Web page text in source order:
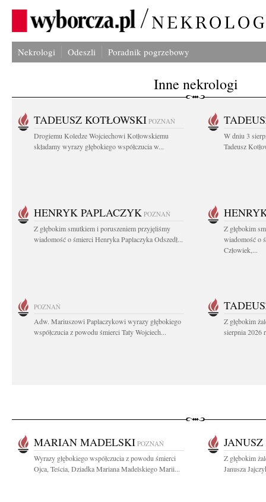
Nekrologi Odeszli Poradnik pogrzebowy
Inne nekrologi
TADEUSZ KOTŁOWSKI POZNAŃ
Drogiemu Koledze Wojciechowi Kotłowskiemu
składamy wyrazy głębokiego współczucia w...
W dniu 3
Tadeusz
HENRYK PAPLACZYK POZNAŃ
Z głębokim smutkiem i poruszeniem przyjęliśmy
wiadomość o śmierci Henryka Paplaczyka Odszedł...
Z głębokim
wiadomość o
Człowiek,...
POZNAŃ
Adw. Mariuszowi Paplaczykowi wyrazy głębokiego
współczucia z powodu śmierci Taty Wojciech...
Z głębokim
sierpnia 2026
MARIAN MADELSKI POZNAŃ
Wyrazy głębokiego współczucia z powodu śmierci
Ojca, Teścia, Dziadka Mariana Madelskiego Marii...
Z głębokim
Janusza